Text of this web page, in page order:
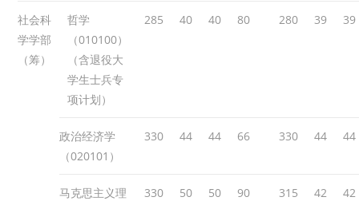
社会科
学学部
（筹）
哲学
（010100）
（含退役大
学生士兵专
项计划）
285 40 40 80 280 39 39
政治经济学
（020101）
330 44 44 66 330 44 44
马克思主义理
330 50 50 90 315 42 42